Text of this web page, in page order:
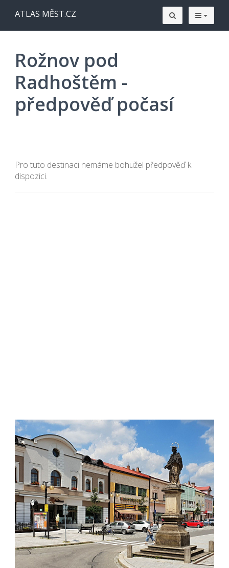
ATLAS MĚST.CZ
Rožnov pod
Radhoštěm -
předpověď počasí
Pro tuto destinaci nemáme bohužel předpověď k
dispozici.